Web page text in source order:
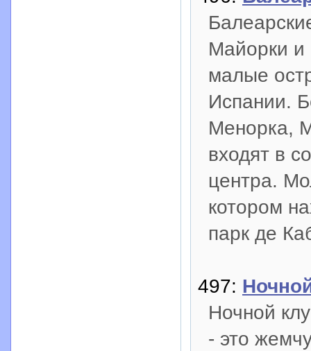
Майорки и
малые
Испании.
Менорка,
входят в
центра.
котором
парк де
497:
Ночной
- это